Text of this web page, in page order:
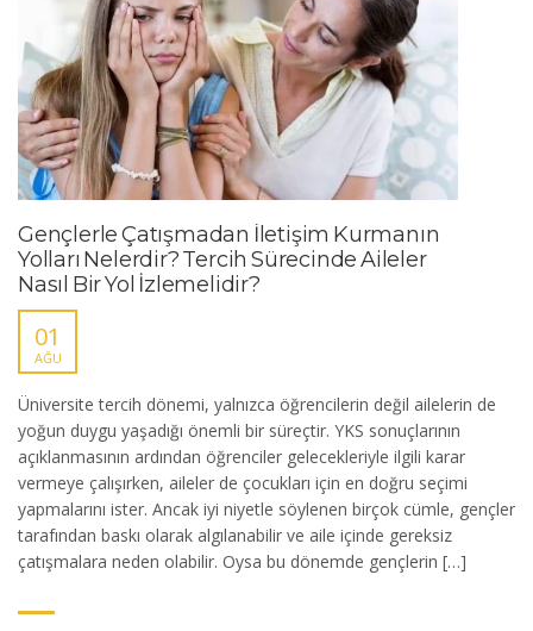
Gençlerle Çatışmadan İletişim Kurmanın
Yolları Nelerdir? Tercih Sürecinde Aileler
Nasıl Bir Yol İzlemelidir?
01
AĞU
Üniversite tercih dönemi, yalnızca öğrencilerin değil ailelerin de
yoğun duygu yaşadığı önemli bir süreçtir. YKS sonuçlarının
açıklanmasının ardından öğrenciler gelecekleriyle ilgili karar
vermeye çalışırken, aileler de çocukları için en doğru seçimi
yapmalarını ister. Ancak iyi niyetle söylenen birçok cümle, gençler
tarafından baskı olarak algılanabilir ve aile içinde gereksiz
çatışmalara neden olabilir. Oysa bu dönemde gençlerin […]